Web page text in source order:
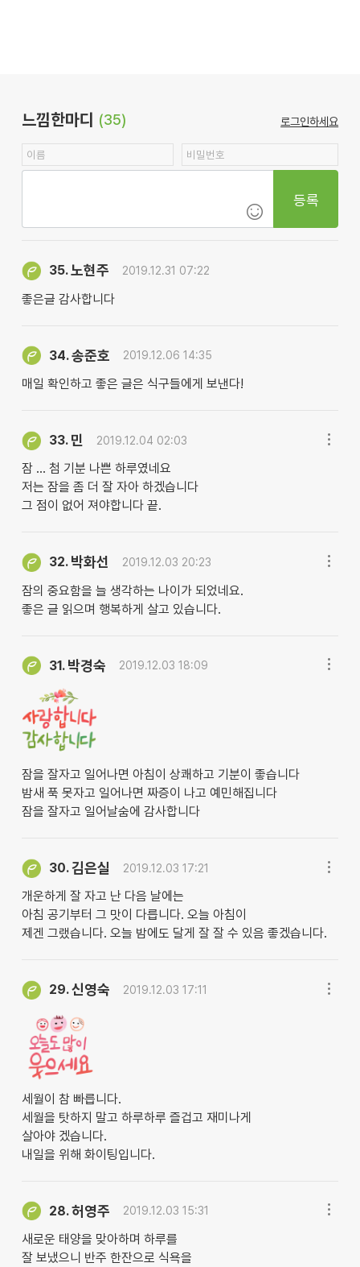
느낌한마디 (35) 로그인하세요
등록
35.노현주 2019.12.31 07:22
좋은글 감사합니다
34.송준호 2019.12.06 14:35
매일 확인하고 좋은 글은 식구들에게 보낸다!
33. 민 2019.12.04 02:03
잠 ... 첨 기분 나쁜 하루였네요
저는 잠을 좀 더 잘 자아 하겠습니다
그 점이 없어 져야합니다 끝.
32. 박화선 2019.12.03 20:23
잠의 중요함을 늘 생각하는 나이가 되었네요.
좋은 글 읽으며 행복하게 살고 있습니다.
31. 박경숙 2019.12.03 18:09
잠을 잘자고 일어나면 아침이 상쾌하고 기분이 좋습니다
밤새 푹 못자고 일어나면 짜증이 나고 예민해집니다
잠을 잘자고 일어날숨에 감사합니다
30.김은실 2019.12.03 17:21
개운하게 잘 자고 난 다음 날에는
아침 공기부터 그 맛이 다릅니다. 오늘 아침이
제겐 그랬습니다. 오늘 밤에도 달게 잘 잘 수 있음 좋겠습니다.
29.신영숙 2019.12.03 17:11
세월이 참 빠릅니다.
세월을 탓하지 말고 하루하루 즐겁고 재미나게
살아야 겠습니다.
내일을 위해 화이팅입니다.
28.허영주 2019.12.03 15:31
새로운 태양을 맞아하며 하루를
잘 보냈으니 반주 한잔으로 식욕을